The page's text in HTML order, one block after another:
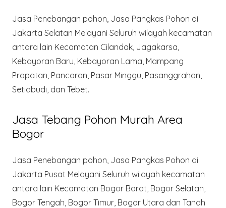
Jasa Penebangan pohon, Jasa Pangkas Pohon di
Jakarta Selatan Melayani Seluruh wilayah kecamatan
antara lain Kecamatan Cilandak, Jagakarsa,
Kebayoran Baru, Kebayoran Lama, Mampang
Prapatan, Pancoran, Pasar Minggu, Pasanggrahan,
Setiabudi, dan Tebet.
Jasa Tebang Pohon Murah Area
Bogor
Jasa Penebangan pohon, Jasa Pangkas Pohon di
Jakarta Pusat Melayani Seluruh wilayah kecamatan
antara lain Kecamatan Bogor Barat, Bogor Selatan,
Bogor Tengah, Bogor Timur, Bogor Utara dan Tanah